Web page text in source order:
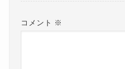
コメント ※